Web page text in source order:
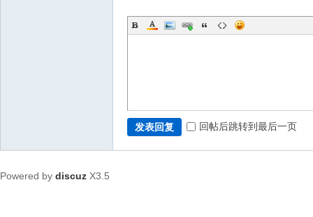
发表回复 回帖后跳转到最后一页
Powered by discuz X3.5